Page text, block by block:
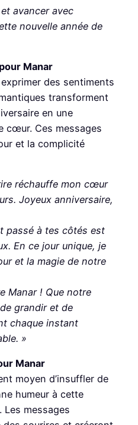
avancer avec
nouvelle année de
Manar
des sentiments
transforment
en une
cœur. Ces messages
et la complicité
réchauffe mon cœur
Joyeux anniversaire,
passé à tes côtés est
En ce jour unique, je
et la magie de notre
Manar ! Que notre
grandir et de
chaque instant
»
Manar
moyen d’insuffler de
humeur à cette
Les messages